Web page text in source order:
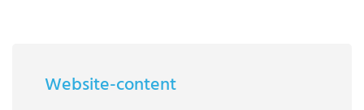
Website-content